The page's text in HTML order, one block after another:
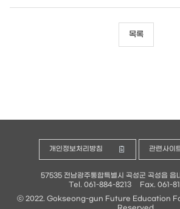
목록
개인정보처리방침 관련사이
57535 전남광주통합특별시 곡성군 곡성읍 읍
Tel. 061-884-8213
Fax. 061-
ⓒ 2022. Gokseong-gun Future Education